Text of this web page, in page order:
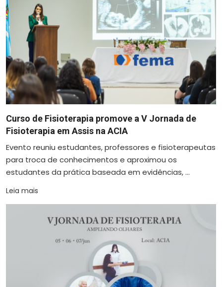
Curso de Fisioterapia promove a V Jornada de
Fisioterapia em Assis na ACIA
Evento reuniu estudantes, professores e fisioterapeutas
para troca de conhecimentos e aproximou os
estudantes da prática baseada em evidências, ...
Leia mais